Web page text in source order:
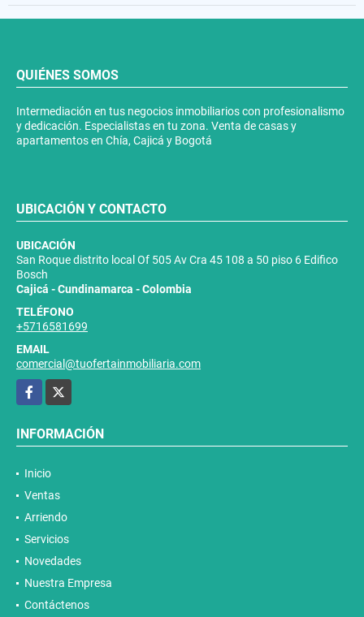
QUIÉNES SOMOS
Intermediación en tus negocios inmobiliarios con profesionalismo
y dedicación. Especialistas en tu zona. Venta de casas y
apartamentos en Chía, Cajicá y Bogotá
UBICACIÓN Y CONTACTO
UBICACIÓN
San Roque distrito local Of 505 Av Cra 45 108 a 50 piso 6 Edifico
Bosch
Cajicá - Cundinamarca - Colombia
TELÉFONO
+5716581699
EMAIL
comercial@tuofertainmobiliaria.com
Facebook
INFORMACIÓN
Inicio
Ventas
Arriendo
Servicios
Novedades
Nuestra Empresa
Contáctenos